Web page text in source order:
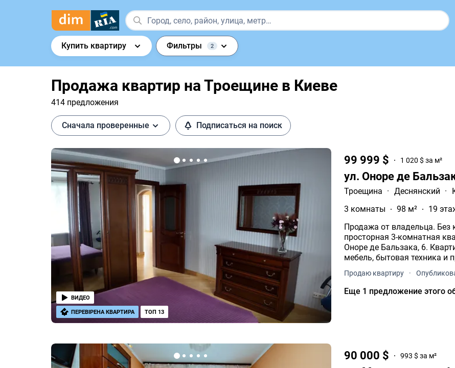
Купить квартиру Фильтры 2
Продажа квартир на Троещине в Киеве
414 предложения
Сначала проверенные Подписаться на поиск
99 999 $ 1 020 $ за м²
ул. Оноре де
Троещина · Деснянский ·
3 комнаты
98 м²
19
Продажа от владельца. Без
просторная 3-комнатная
Оноре де Бальзака, 6. Квартира полностью готова к проживанию вся
мебель, бытовая техника и
Продаю квартиру ·
Еще 1 предложение этого
ВИДЕО
ПЕРЕВІРЕНА КВАРТИРА ТОП 13
90 000 $ 993 $ за м²